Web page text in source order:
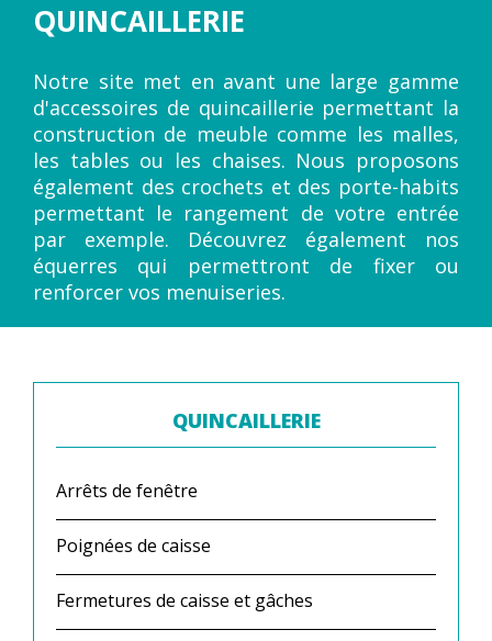
QUINCAILLERIE
Notre site met en avant une large gamme
d'accessoires de quincaillerie permettant la
construction de meuble comme les malles,
les tables ou les chaises. Nous proposons
également des crochets et des porte-habits
permettant le rangement de votre entrée
par exemple. Découvrez également nos
équerres qui permettront de fixer ou
renforcer vos menuiseries.
QUINCAILLERIE
Arrêts de fenêtre
Poignées de caisse
Fermetures de caisse et gâches